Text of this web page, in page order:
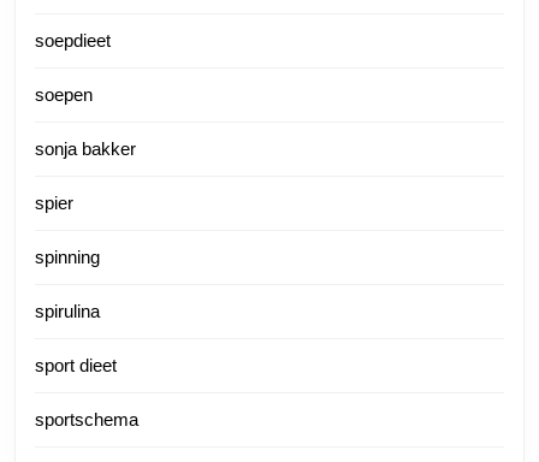
soepdieet
soepen
sonja bakker
spier
spinning
spirulina
sport dieet
sportschema